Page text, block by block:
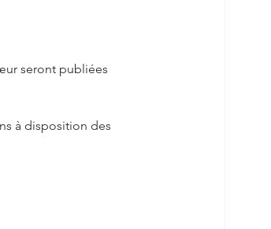
seront publiées
à disposition des